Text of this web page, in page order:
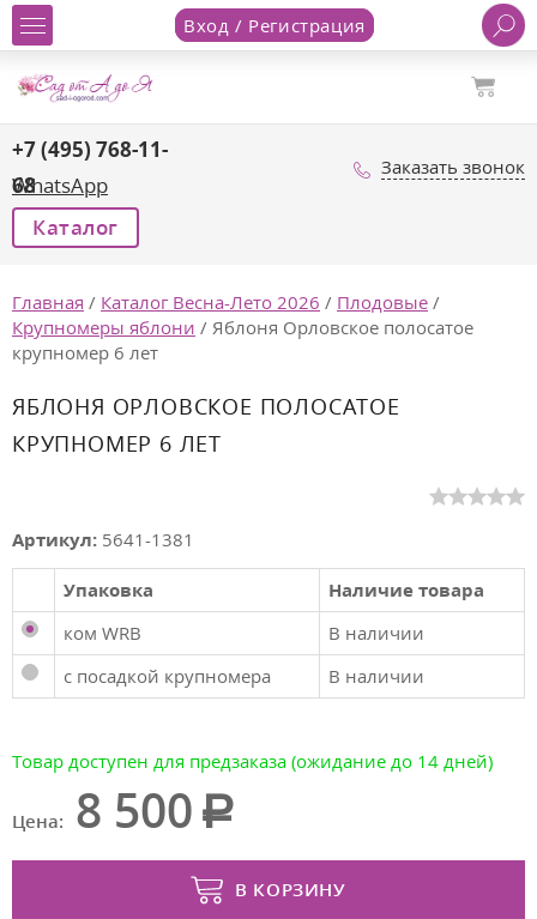
Вход / Регистрация
+7 (495) 768-11-
68
WhatsApp
Заказать звонок
Каталог
Главная / Каталог Весна-Лето 2026 / Плодовые /
Крупномеры яблони / Яблоня Орловское полосатое
крупномер 6 лет
ЯБЛОНЯ ОРЛОВСКОЕ ПОЛОСАТОЕ
КРУПНОМЕР 6 ЛЕТ
Артикул: 5641-1381
Упаковка
Наличие товара
ком WRB
В наличии
с посадкой крупномера
В наличии
Товар доступен для предзаказа (ожидание до 14 дней)
Цена: 8 500
В КОРЗИНУ